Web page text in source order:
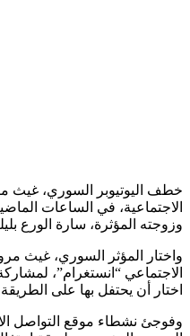
خطف اليوتيوبر السوري، غيث
الاجتماعية، في الساعات
وزوجته المؤثرة، سارة الورع
واختار المؤثر السوري، غيث
الاجتماعي “انستغرام”،
اختار أن يحتفل بها على الطريقة
وفوجئ نشطاء موقع التواصل